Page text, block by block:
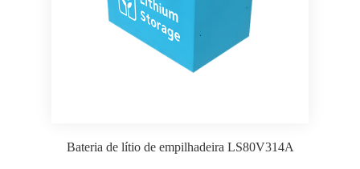
Bateria de lítio de empilhadeira LS80V314A